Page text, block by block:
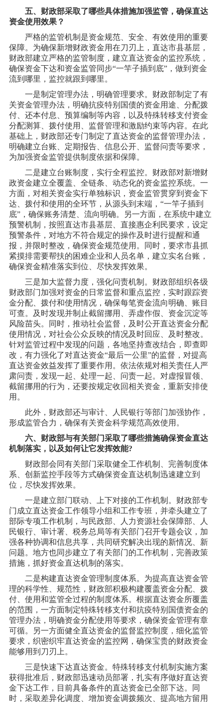
五、财政部采取了哪些具体措施加强监管，确保直达
资金使用效果？
严格的监管机制是资金规范、安全、有效使用的重要
保障。为确保新增财政资金用在刀刃上，直达市县基层，
财政部建立严格的监管制度，建立直达资金的监控系统，
确保资金下达和资金监管同步“一竿子插到底”，做到资金
流到哪里，监控就跟到哪里。
一是制定管理办法，明确管理要求。财政部制定了有
关资金管理办法，明确抗疫特别国债的资金用途、分配拨
付、还本付息、预算编制等内容，以及特殊转移支付资金
分配测算、拨付使用、监督管理和激励约束等内容。在此
基础上，财政部还专门制定了直达资金的监督管理办法，
明确建立台账、定期报告、信息公开、监督问责等要求，
为加强资金监管提供制度依据和保障。
二是建立台账制度，实行全程监控。财政部对新增财
政资金建立全覆盖、全链条、动态化的资金监控系统。一
方面，对相关资金实行单独标识，资金监管贯穿到资金下
达、拨付和使用的全环节，从源头到末端， “一竿子插到
底”，确保账务清楚、流向明确。另一方面，在系统中建立
预警机制，按照直达市县基层、直接惠企利民要求，设定
预警条件，对地方不符合规定的操作及时进行提醒和通
报，并限时整改，确保资金规范使用。同时，要求市县抓
紧摸排需要帮扶的困难企业和人员名单，建立实名台账，
确保资金精准落实到位、尽快发挥效果。
三是加大监督力度，强化问责机制。财政部组织各级
财政部门加强对资金的日常监督和重点监控，实时跟踪资
金分配、拨付和使用情况，确保每笔资金流向明确、账目
可查。及时发现并制止截留挪用、弄虚作假、资金沉淀等
风险苗头。同时，推动社会监督，及时公开直达资金分配
使用情况，对社会公众反映的情况及时回应、及时整改。
针对监管过程中发现的问题，各地坚持查改结合，即查即
改，有力强化了对直达资金“最后一公里”的监督，对提高
直达资金效益发挥了重要作用。依法依规对相关责任人严
肃问责，发现一起、处理一起、问责一起。对虚报冒领、
截留挪用的行为，还要按规定收回相关资金，重新安排使
用。
此外，财政部还与审计、人民银行等部门加强协作，
形成监管合力，确保有关资金科学规范高效使用。
六、财政部与有关部门采取了哪些措施确保资金直达
机制落实，以及如何让它发挥效能?
财政部会同有关部门采取健全工作机制、完善制度体
系、创新监控手段等方式确保资金直达机制迅速建立到
位，尽快发挥效果。
一是建立部门联动、上下对接的工作机制。财政部专
门成立直达资金工作领导小组和工作专班，并牵头建立了
部际专项工作机制，与民政部、人力资源社会保障部、人
民银行、审计署、税务总局等有关部门召开专题会议，加
强各种协调和信息共享，共同研究解决出现的新情况、新
问题。地方也同步建立了有关部门的工作机制，完善政策
措施，抓好资金直达机制的落实。
二是构建直达资金管理制度体系。为提高直达资金管
理的科学性、规范性，财政部积极构建覆盖资金分配、拨
付、使用和监管全过程的制度体系。根据直达资金所覆盖
的范围，一方面制定特殊转移支付和抗疫特别国债资金的
管理办法，明确资金分配使用等要求，确保资金管理有章
可循。另一方面健全直达资金的监督监控制度，细化监管
要求，织密织牢直达资金的监控网，确保宝贵的财政资金
能够用到刀刃上。
三是快速下达直达资金。特殊转移支付机制实施方案
获得批准后，财政部迅速动员部署，扎实有序做好直达资
金下达工作，目前具备条件的直达资金已全部下达。同
时，采取差异化调度、增加资金调拨频次、提高地方留用